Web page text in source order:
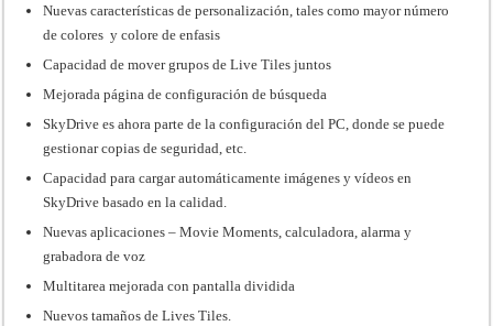
Nuevas características de personalización, tales como mayor número
de colores y colore de enfasis
Capacidad de mover grupos de Live Tiles juntos
Mejorada página de configuración de búsqueda
SkyDrive es ahora parte de la configuración del PC, donde se puede
gestionar copias de seguridad, etc.
Capacidad para cargar automáticamente imágenes y vídeos en
SkyDrive basado en la calidad.
Nuevas aplicaciones – Movie Moments, calculadora, alarma y
grabadora de voz
Multitarea mejorada con pantalla dividida
Nuevos tamaños de Lives Tiles.